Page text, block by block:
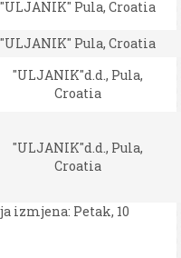
"ULJANIK" Pula, Croatia
"ULJANIK" Pula, Croatia
"ULJANIK"d.d., Pula,
Croatia
"ULJANIK"d.d., Pula,
Croatia
izmjena: Petak, 10